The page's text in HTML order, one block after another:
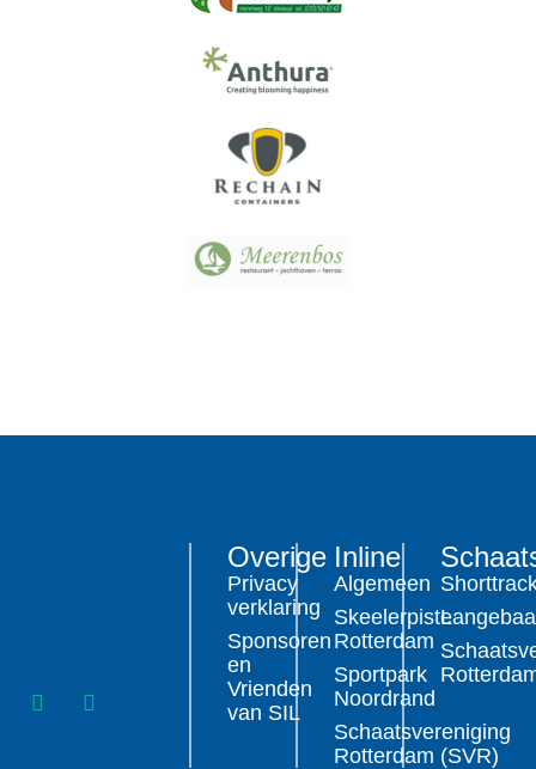
Inline
Algemeen
Skeelerpiste
Rotterdam
Sportpark
Noordrand
Schaatsvereniging
Rotterdam (SVR)
Overige
Privacy
verklaring
Sponsoren
en
Vrienden
van SIL